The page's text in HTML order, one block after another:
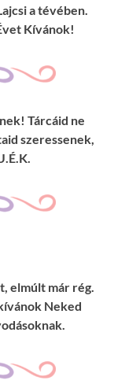
a tévében.
Kívánok!
Tárcáid ne
szeressenek,
elmúlt már rég.
Neked